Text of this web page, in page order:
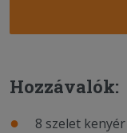
Hozzávalók:
8 szelet kenyér